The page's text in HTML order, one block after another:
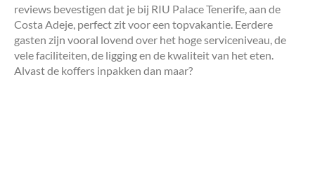
reviews bevestigen dat je bij RIU Palace Tenerife, aan de
Costa Adeje, perfect zit voor een topvakantie. Eerdere
gasten zijn vooral lovend over het hoge serviceniveau, de
vele faciliteiten, de ligging en de kwaliteit van het eten.
Alvast de koffers inpakken dan maar?